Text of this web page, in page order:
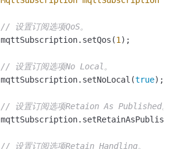
// 设置订阅选项QoS。
mqttSubscription.setQos(1);
// 设置订阅选项No Local。
mqttSubscription.setNoLocal(true);
// 设置订阅选项Retaion As Published。
// 设置订阅选项Retain Handling。